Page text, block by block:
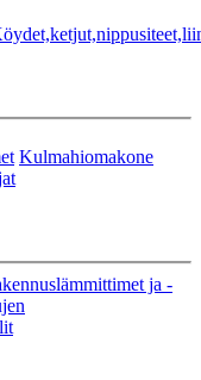
Kulmahiomakone
ja -